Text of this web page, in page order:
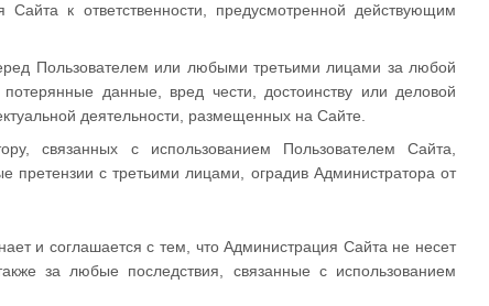
к ответственности, предусмотренной действующим
Пользователем или любыми третьими лицами за любой
данные, вред чести, достоинству или деловой
деятельности, размещенных на Сайте.
связанных с использованием Пользователем Сайта,
претензии с третьими лицами, оградив Администратора от
и соглашается с тем, что Администрация Сайта не несет
за любые последствия, связанные с использованием